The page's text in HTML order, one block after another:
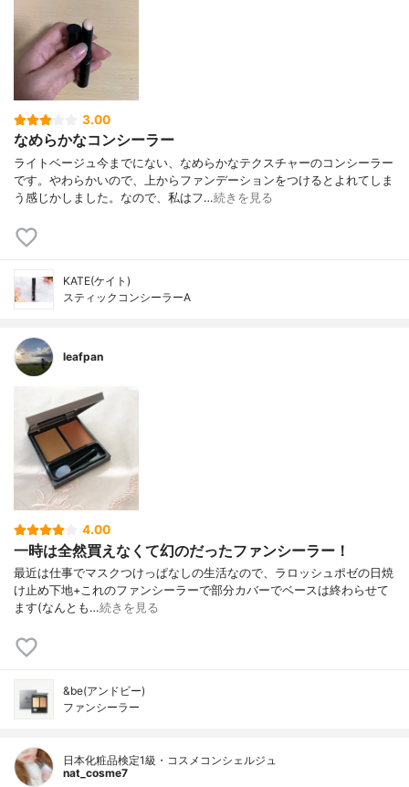
3.00
なめらかなコンシーラー
ライトベージュ今までにない、なめらかなテクスチャーのコンシーラー
です。やわらかいので、上からファンデーションをつけるとよれてしま
う感じかしました。なので、私はフ…続きを見る
KATE(ケイト)
スティックコンシーラーA
leafpan
4.00
一時は全然買えなくて幻のだったファンシーラー！
最近は仕事でマスクつけっぱなしの生活なので、ラロッシュポゼの日焼
け止め下地+これのファンシーラーで部分カバーでベースは終わらせて
ます(なんとも…続きを見る
&be(アンドビー)
ファンシーラー
日本化粧品検定1級・コスメコンシェルジュ
nat_cosme7